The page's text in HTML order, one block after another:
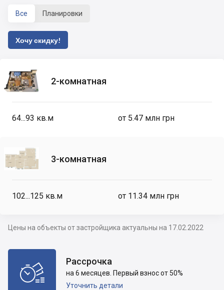
Все Планировки
Хочу скидку!
2-комнатная
64...93 кв.м от 5.47 млн грн
3-комнатная
102...125 кв.м от 11.34 млн грн
Цены на объекты от застройщика актуальны на 17.02.2022

Рассрочка
на 6 месяцев. Первый взнос от 50%
Уточнить детали